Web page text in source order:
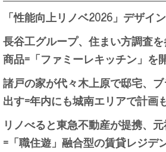
「性能向上リノベ2026」デザイ
長谷工グループ、住まい方調査
商品=「ファミーレキッチン」を
諸戸の家が代々木上原で邸宅、
出す=年内にも城南エリアで計画
リノべると東急不動産が提携、
=「職住遊」融合型の賃貸レジデ